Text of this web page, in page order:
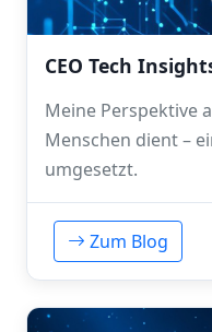
CEO Tech
Meine Perspektive
Menschen dient –
umgesetzt.
Zum Blog